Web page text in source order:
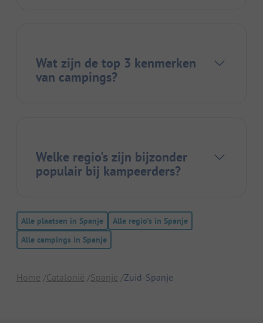
Wat zijn de top 3 kenmerken
van campings?
Welke regio's zijn bijzonder
populair bij kampeerders?
Alle plaatsen in Spanje
Alle regio's in Spanje
Alle campings in Spanje
Home Catalonië Spanje Zuid-Spanje